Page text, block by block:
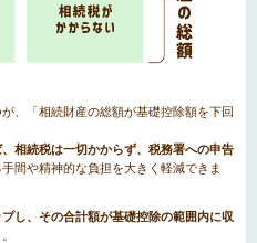
、「相続財産の総額が基礎控除額を下回
相続税は一切かからず、税務署への申告
間や精神的な負担を大きく軽減できま
し、その合計額が基礎控除の範囲内に収